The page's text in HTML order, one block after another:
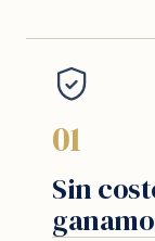
01
Sin